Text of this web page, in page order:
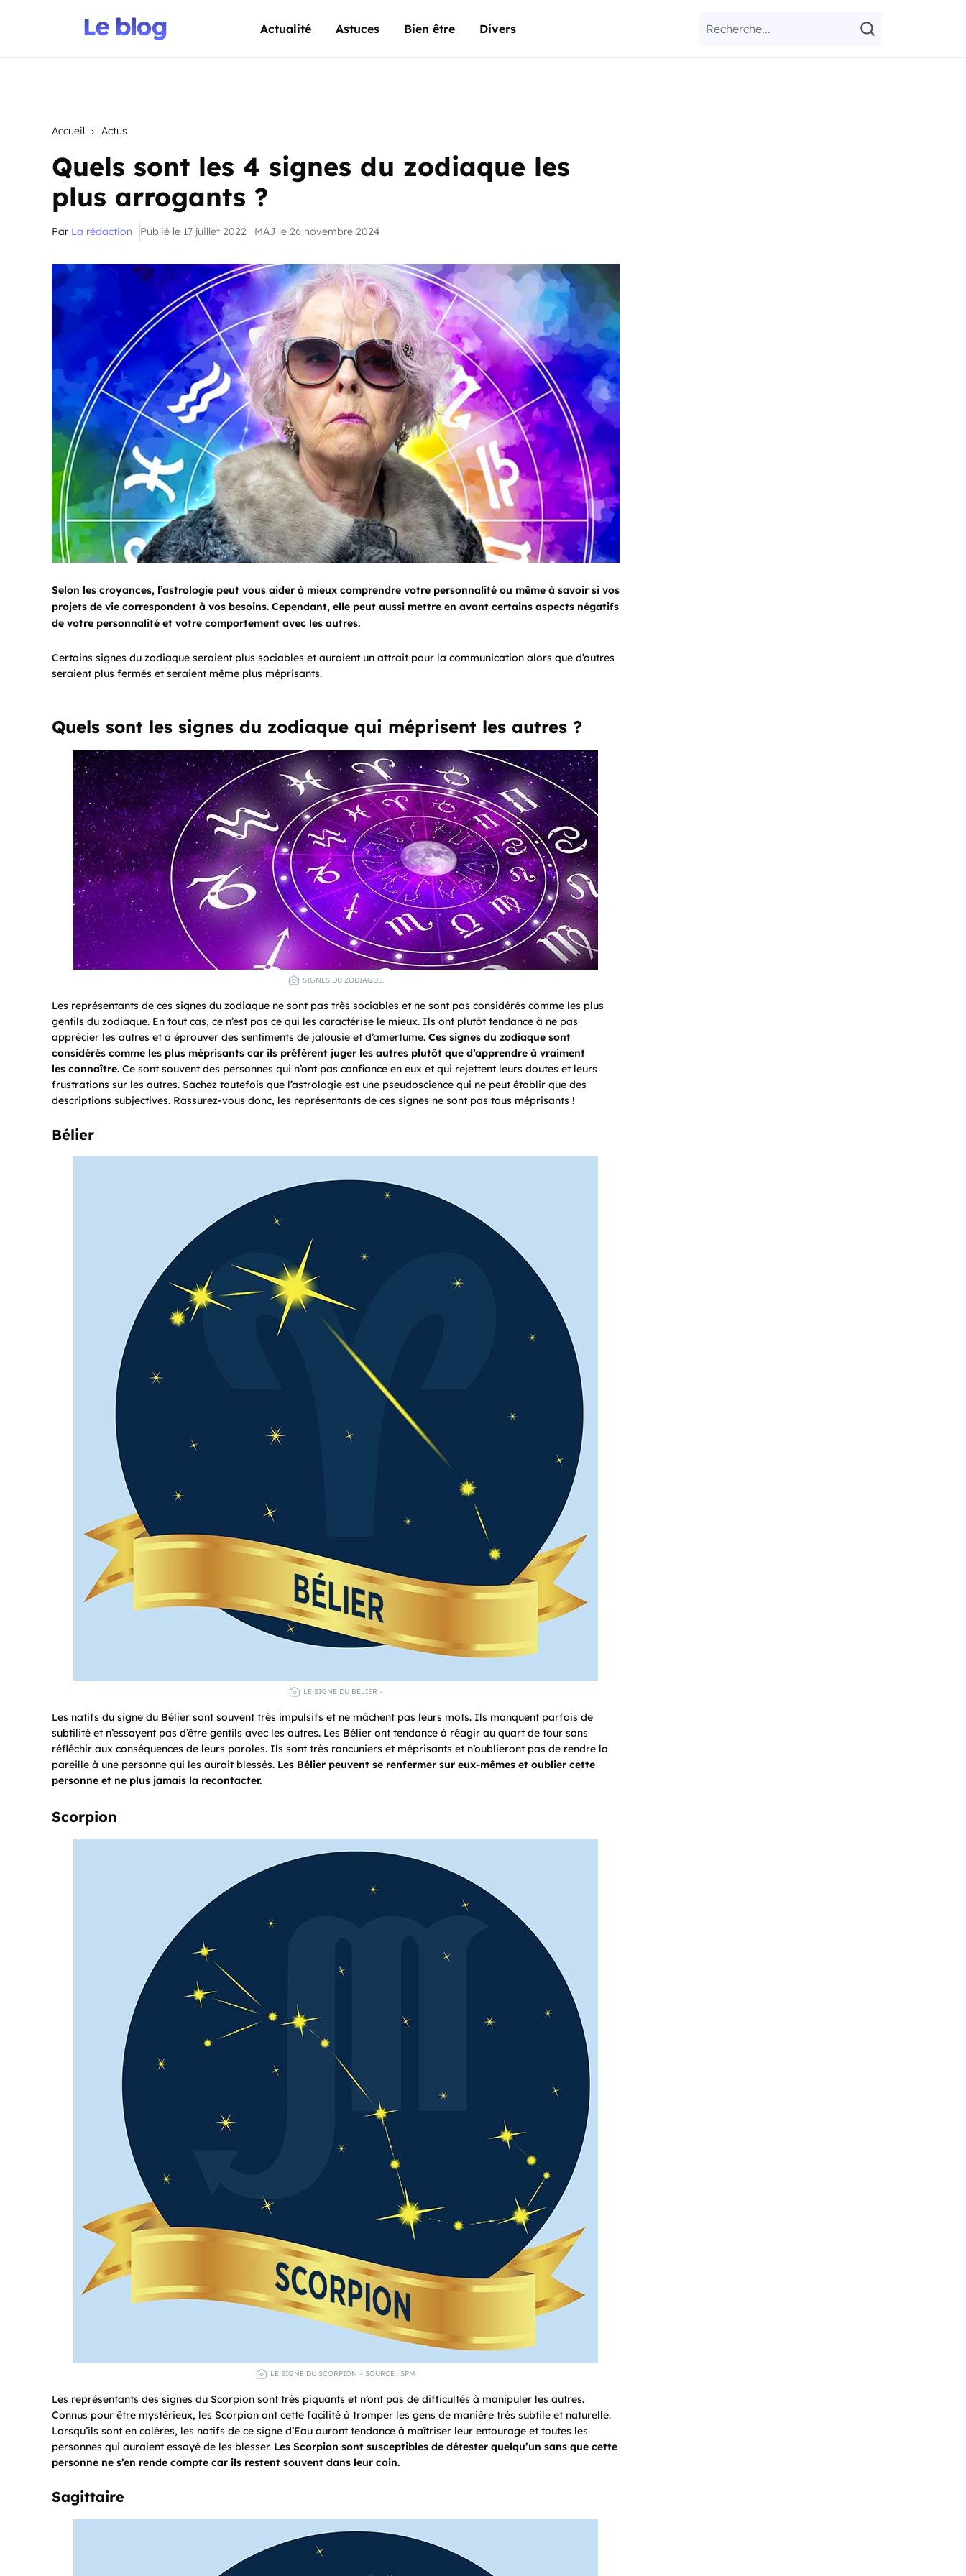
Actualité Astuces Bien être Divers
Accueil Actus
Quels sont les 4 signes du zodiaque les
plus arrogants ?
Par La rédaction Publié le 17 juillet 2022 MAJ le 26 novembre 2024
Selon les croyances, l’astrologie peut vous aider à mieux comprendre votre personnalité ou même à savoir si vos
projets de vie correspondent à vos besoins. Cependant, elle peut aussi mettre en avant certains aspects négatifs
de votre personnalité et votre comportement avec les autres.
Certains signes du zodiaque seraient plus sociables et auraient un attrait pour la communication alors que d’autres
seraient plus fermés et seraient même plus méprisants.
Quels sont les signes du zodiaque qui méprisent les autres ?
SIGNES DU ZODIAQUE.
Les représentants de ces signes du zodiaque ne sont pas très sociables et ne sont pas considérés comme les plus
gentils du zodiaque. En tout cas, ce n’est pas ce qui les caractérise le mieux. Ils ont plutôt tendance à ne pas
apprécier les autres et à éprouver des sentiments de jalousie et d’amertume. Ces signes du zodiaque sont
considérés comme les plus méprisants car ils préfèrent juger les autres plutôt que d’apprendre à vraiment
les connaître. Ce sont souvent des personnes qui n’ont pas confiance en eux et qui rejettent leurs doutes et leurs
frustrations sur les autres. Sachez toutefois que l’astrologie est une pseudoscience qui ne peut établir que des
descriptions subjectives. Rassurez-vous donc, les représentants de ces signes ne sont pas tous méprisants !
Bélier
LE SIGNE DU BÉLIER –
Les natifs du signe du Bélier sont souvent très impulsifs et ne mâchent pas leurs mots. Ils manquent parfois de
subtilité et n’essayent pas d’être gentils avec les autres. Les Bélier ont tendance à réagir au quart de tour sans
réfléchir aux conséquences de leurs paroles. Ils sont très rancuniers et méprisants et n’oublieront pas de rendre la
pareille à une personne qui les aurait blessés. Les Bélier peuvent se renfermer sur eux-mêmes et oublier cette
personne et ne plus jamais la recontacter.
Scorpion
LE SIGNE DU SCORPION – SOURCE : SPM
Les représentants des signes du Scorpion sont très piquants et n’ont pas de difficultés à manipuler les autres.
Connus pour être mystérieux, les Scorpion ont cette facilité à tromper les gens de manière très subtile et naturelle.
Lorsqu’ils sont en colères, les natifs de ce signe d’Eau auront tendance à maîtriser leur entourage et toutes les
personnes qui auraient essayé de les blesser. Les Scorpion sont susceptibles de détester quelqu’un sans que cette
personne ne s’en rende compte car ils restent souvent dans leur coin.
Sagittaire